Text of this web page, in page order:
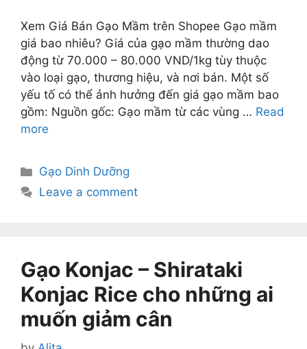
Xem Giá Bán Gạo Mầm trên Shopee Gạo mầm
giá bao nhiêu? Giá của gạo mầm thường dao
động từ 70.000 – 80.000 VND/1kg tùy thuộc
vào loại gạo, thương hiệu, và nơi bán. Một số
yếu tố có thể ảnh hưởng đến giá gạo mầm bao
gồm: Nguồn gốc: Gạo mầm từ các vùng … Read
more
Categories
Gạo Dinh Dưỡng
Leave a comment
Gạo Konjac – Shirataki
Konjac Rice cho những ai
muốn giảm cân